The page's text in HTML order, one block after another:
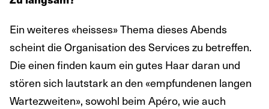
Ein weiteres «heisses» Thema dieses Abends
scheint die Organisation des Services zu betreffen.
Die einen finden kaum ein gutes Haar daran und
stören sich lautstark an den «empfundenen langen
Wartezweiten», sowohl beim Apéro, wie auch